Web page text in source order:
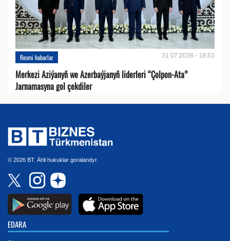
Resmi habarlar 31.07.2026 - 18:53
Merkezi Aziýanyň we Azerbaýjanyň liderleri “Çolpon-Ata”
Jarnamasyna gol çekdiler
© 2026 BT. Ähli hukuklar goralandyr.
EDARA